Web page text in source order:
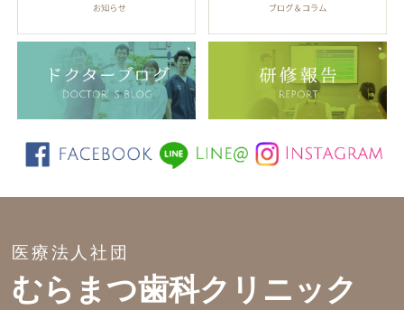
医療法人社団
むらまつ歯科クリニック